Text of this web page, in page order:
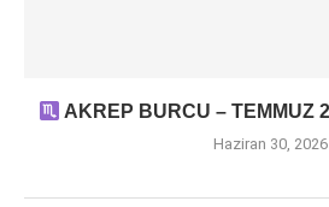
AKREP BURCU – TEMMUZ
Haziran 30, 2026